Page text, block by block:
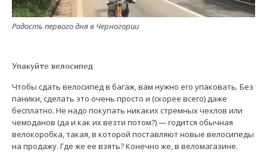
Радость первого дня в Черногории
Упакуйте велосипед
Чтобы сдать велосипед в багаж, вам нужно его упаковать. Без
паники, сделать это очень просто и (скорее всего) даже
бесплатно. Не надо покупать никаких стремных чехлов или
чемоданов (да и как их везти потом?) — годится обычная
велокоробка, такая, в которой поставляют новые велосипеды
на продажу. Где же ее взять? Конечно же, в веломагазине.